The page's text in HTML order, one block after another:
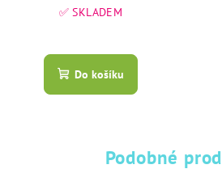
cena:
✅ SKLADEM
hodnocení
produktu
hvězdiček.
Do košíku
Podobné